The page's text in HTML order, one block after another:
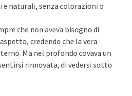
naturali, senza colorazioni o
che non aveva bisogno di
credendo che la vera
Ma nel profondo covava un
rinnovata, di vedersi sotto